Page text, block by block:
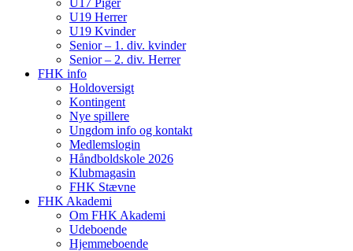
U17 Piger
U19 Herrer
U19 Kvinder
Senior – 1. div. kvinder
Senior – 2. div. Herrer
FHK info
Holdoversigt
Kontingent
Nye spillere
Ungdom info og kontakt
Medlemslogin
Håndboldskole 2026
Klubmagasin
FHK Stævne
FHK Akademi
Om FHK Akademi
Udeboende
Hjemmeboende